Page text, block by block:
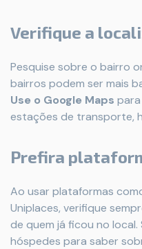
Verifique a
Pesquise sobre o bairro
bairros podem ser mais
Use o Google Maps
estações de transporte,
Prefira
Ao usar plataformas
Uniplaces, verifique
de quem já ficou no
hóspedes para saber